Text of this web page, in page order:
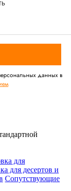
данных в
для
для десертов и
Сопутствующие